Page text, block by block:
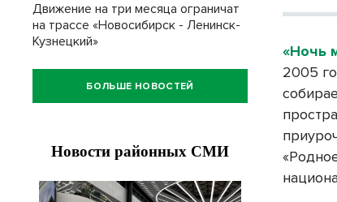
«Ночь
2005
Движение на три месяца ограничат
на трассе «Новосибирск - Ленинск-
Кузнецкий»
БОЛЬШЕ НОВОСТЕЙ